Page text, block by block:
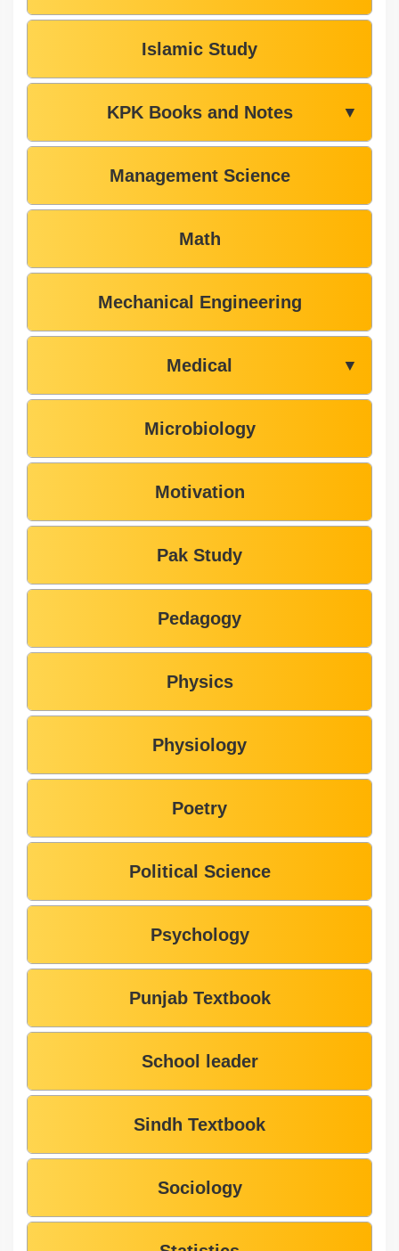
Islamic Study
KPK Books and Notes ▼
Management Science
Math
Mechanical Engineering
Medical ▼
Microbiology
Motivation
Pak Study
Pedagogy
Physics
Physiology
Poetry
Political Science
Psychology
Punjab Textbook
School leader
Sindh Textbook
Sociology